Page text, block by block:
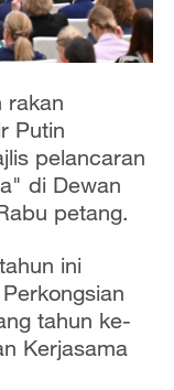
rakan
Putin
pelancaran
di Dewan
petang.
ini
tahun ke-
Kerjasama